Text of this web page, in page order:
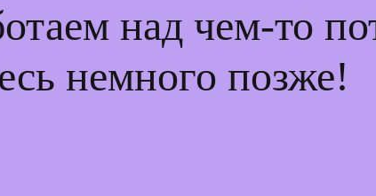
над чем-то
немного позже!